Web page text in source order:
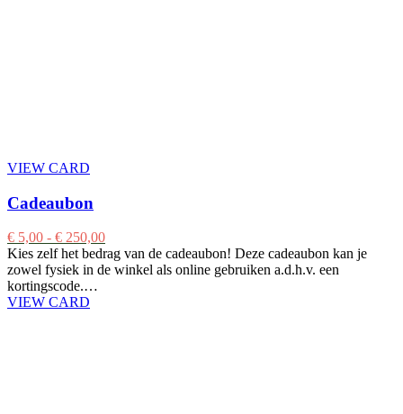
VIEW CARD
Cadeaubon
€ 5,00 - € 250,00
Kies zelf het bedrag van de cadeaubon! Deze cadeaubon kan je
zowel fysiek in de winkel als online gebruiken a.d.h.v. een
kortingscode.…
VIEW CARD